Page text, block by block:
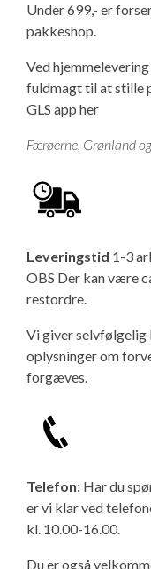
Under 699,- er
pakkeshop.
Ved
fuldmagt til at stille
GLS app her
Færøerne, Grønland
Leveringstid 1-3
OBS Der kan være
restordre.
Vi giver selvfølgelig
oplysninger om
forgæves.
Telefon: Har du
er vi klar ved
kl. 10.00-16.00.
Du er også